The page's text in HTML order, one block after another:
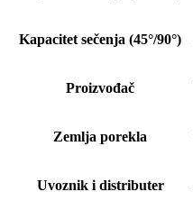
Kapacitet sečenja (45°/90°)
Proizvođač
Zemlja porekla
Uvoznik i distributer